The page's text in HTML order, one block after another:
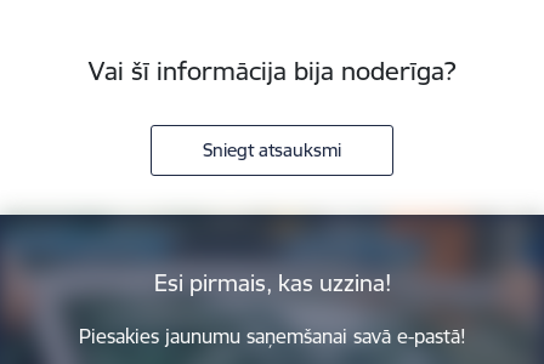
Vai šī informācija bija noderīga?
Sniegt atsauksmi
Esi pirmais, kas uzzina!
Piesakies jaunumu saņemšanai savā e-pastā!